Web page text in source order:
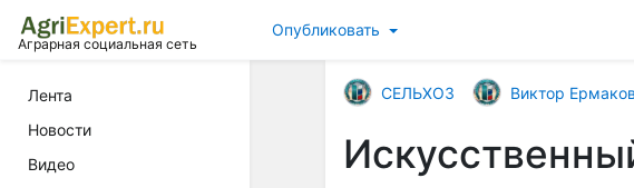
Аграрная социальная сеть
Опубликовать
Лента
Новости
Видео
СЕЛЬХОЗ Виктор Ермаков